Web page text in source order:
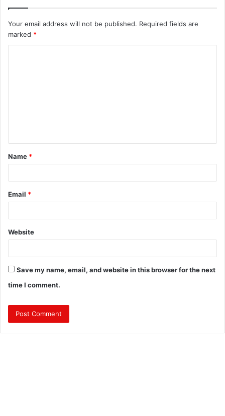
Your email address will not be published. Required fields are
marked *
t
*
Name *
Email *
Website
Save my name, email, and website in this browser for the next
time I comment.